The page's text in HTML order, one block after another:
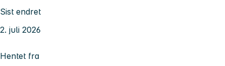
Sist endret
2. juli 2026
Hentet fra